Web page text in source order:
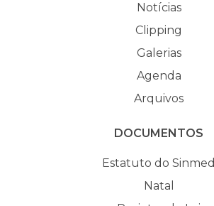
Notícias
Clipping
Galerias
Agenda
Arquivos
DOCUMENTOS
Estatuto do Sinmed
Natal